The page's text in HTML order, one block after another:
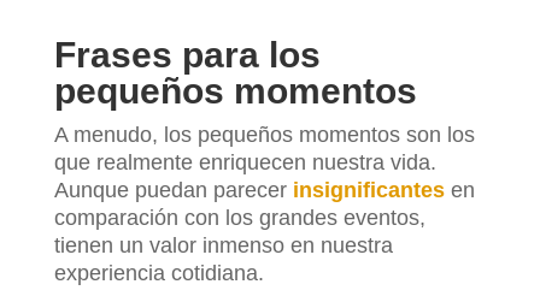
Frases para los
pequeños momentos
A menudo, los pequeños momentos son los
que realmente enriquecen nuestra vida.
Aunque puedan parecer insignificantesen
comparación con los grandes eventos,
tienen un valor inmenso en nuestra
experiencia cotidiana.